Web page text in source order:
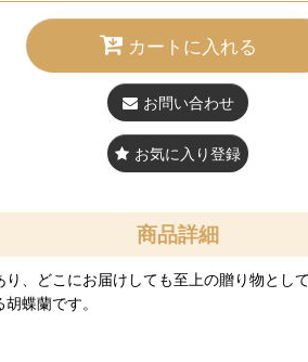
カートに入れる
お問い合わせ
お気に入り登録
商品詳細
、どこにお届けしても至上の贈り物と
蝶蘭です。